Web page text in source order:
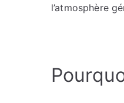
l’atmosphère